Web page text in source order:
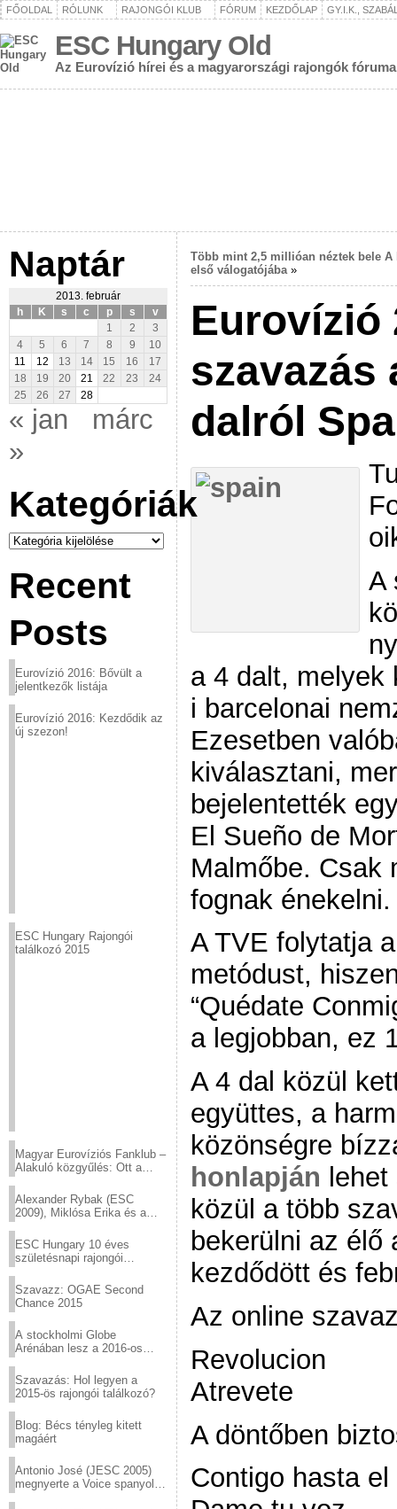
FŐOLDAL RÓLUNK RAJONGÓI KLUB FÓRUM KEZDŐLAP GY.I.K.,
ESC Hungary Old
Az Eurovízió hírei és a magyarországi rajongók fóruma
Naptár
2013. február
h
K s c p s
v
1
2
3
4
5 6 7 8 9
10
11
12 13 14 15 16
17
18
19 20 21 22 23
24
25
26 27 28
« jan
márc
»
Kategóriák
Kategóriák
Recent
Posts
Eurovízió 2016: Bővült a
jelentkezők listája
Eurovízió 2016: Kezdődik az
új szezon!
ESC Hungary Rajongói
találkozó 2015
Magyar Eurovíziós Fanklub –
Alakuló közgyűlés: Ott a
Alexander Rybak (ESC
2009), Miklósa Erika és a
sztárjai a Margitszigeten
ESC Hungary 10 éves
születésnapi rajongói
Szavazz: OGAE Second
Chance 2015
A stockholmi Globe
Arénában lesz a 2016-os
Szavazás: Hol legyen a
2015-ös rajongói találkozó?
Blog: Bécs tényleg kitett
magáért
Antonio José (JESC 2005)
megnyerte a Voice spanyol
Több mint 2,5 millióan néztek bele A
első válogatójába»
Eurovízió
szavazás
dalról
A
a 4 dalt, melyek
i barcelonai
Ezesetben
kiválasztani,
bejelentették
El Sueño de
Malmőbe. Csak
fognak énekelni.
A TVE folytatja
metódust,
“Quédate
a legjobban, ez
A 4 dal közül
együttes, a
közönségre
honlapján
közül a több
bekerülni az élő
kezdődött és
Az online
Revolucion
Atrevete
A döntőben
Contigo hasta el